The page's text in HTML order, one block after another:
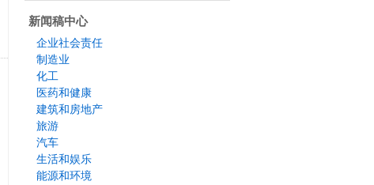
新闻稿中心
企业社会责任
制造业
化工
医药和健康
建筑和房地产
旅游
汽车
生活和娱乐
能源和环境